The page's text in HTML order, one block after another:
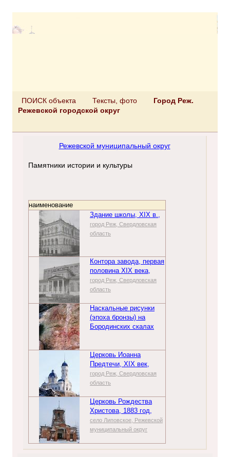
ПОИСК объекта Тексты, фото
Город Реж.
Режевской городской округ
Режевской муниципальный округ
Памятники истории и культуры
наименование
Здание школы, XIX в.,
город Реж, Свердловская
область
Контора завода, первая
половина XIX века,
город Реж, Свердловская
область
Наскальные рисунки
(эпоха бронзы) на
Бородинских скалах
Церковь Иоанна
Предтечи, XIX век,
город Реж, Свердловская
область
Церковь Рождества
Христова, 1883 год,
село Липовское, Режевской
муниципальный округ